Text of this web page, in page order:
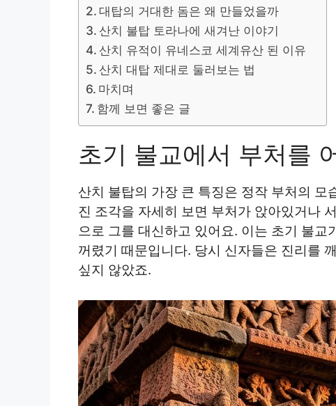
대탑의 거대한 돔은 왜 만들었을까
산치 불탑 토라나에 새겨난 이야기
산치 유적이 유네스코 세계유산 된 이유
산치 대탑 제대로 둘러보는 법
마치며
함께 보면 좋은 글
초기 불교에서 부처를
산치 불탑의 가장 큰 특징은 정작 부처의 모
진 조각을 자세히 보면 부처가 앉아있거나
으로 그를 대신하고 있어요. 이는 초기 불
꺼렸기 때문입니다. 당시 신자들은 진리를
싶지 않았죠.